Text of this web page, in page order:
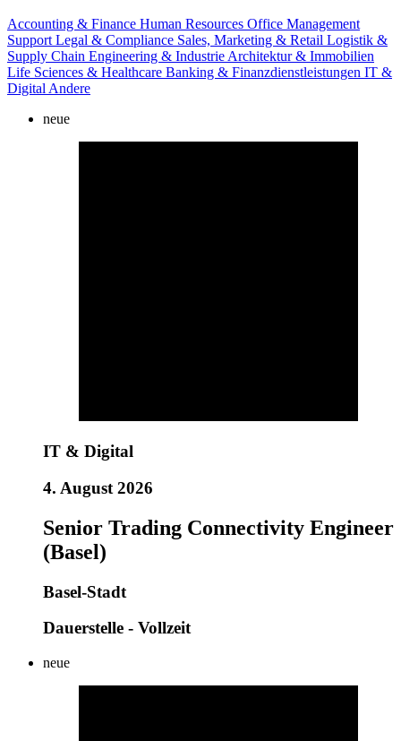
Accounting & Finance Human Resources Office Management
SupportLegal & Compliance Sales, Marketing & Retail Logistik &
Supply Chain Engineering & IndustrieArchitektur & Immobilien
Life Sciences & Healthcare Banking & Finanzdienstleistungen IT &
DigitalAndere
neue
IT & Digital
4. August 2026
Senior Trading Connectivity Engineer
(Basel)
Basel-Stadt
Dauerstelle - Vollzeit
neue